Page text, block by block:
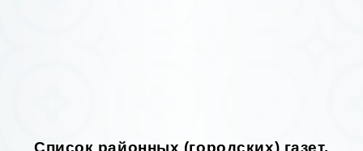
Список районных (городских) газет,